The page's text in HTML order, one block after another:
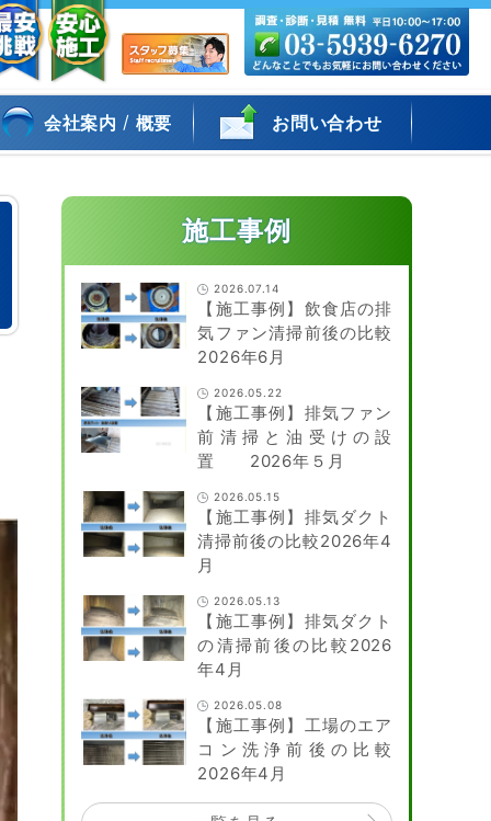
会社案内 / 概要 お問い合わせ
施工事例
2026.07.14
【施工事例】飲食店の排
気ファン清掃前後の比較
2026年6月
2026.05.22
【施工事例】排気ファン
前清掃と油受けの設
置 2026年５月
2026.05.15
【施工事例】排気ダクト
清掃前後の比較2026年4
月
2026.05.13
【施工事例】排気ダクト
の清掃前後の比較2026
年4月
2026.05.08
【施工事例】工場のエア
コン洗浄前後の比較
2026年4月